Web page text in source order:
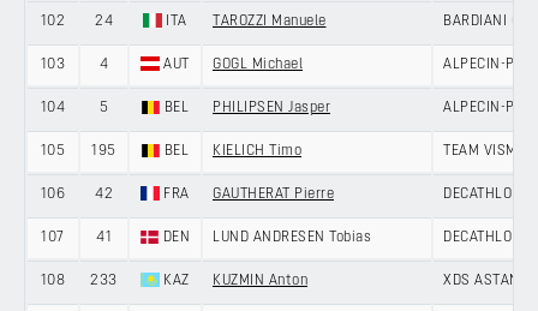
102 24 ITA TAROZZI Manuele BARDIANI
103 4 AUT GOGL Michael ALPECIN-
104 5 BEL PHILIPSEN Jasper ALPECIN-
105 195 BEL KIELICH Timo TEAM VISMA
106 42 FRA GAUTHERAT Pierre DECATHLON
107 41 DEN LUND ANDRESEN Tobias DECATHLON
108 233 KAZ KUZMIN Anton XDS ASTANA